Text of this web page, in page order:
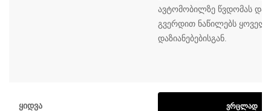
ავტომობილზე წვდომას და
გვერდით ნაწილებს
დაზიანებებისგან.
Ყიდვა ᲕᲠᲪᲚᲐᲓ